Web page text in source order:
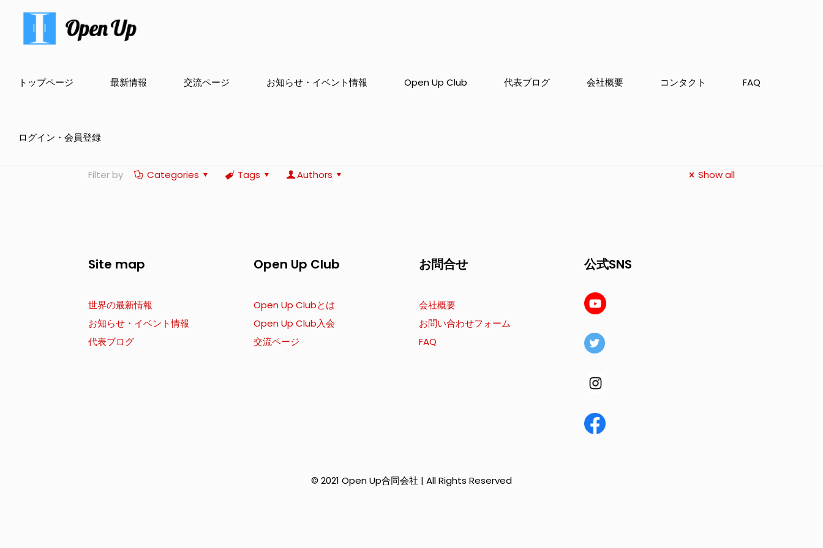
トップページ 最新情報 交流ページ お知らせ・イベント情報 Open Up Club 代表ブログ 会社概要 コンタクト FAQ
ログイン・会員登録
Filter by Categories Tags Authors Show all
Site map
世界の最新情報
お知らせ・イベント情報
代表ブログ
Open Up Club
Open Up Clubとは
Open Up Club入会
交流ページ
お問合せ
会社概要
お問い合わせフォーム
FAQ
公式SNS
© 2021 Open Up合同会社 | All Rights Reserved